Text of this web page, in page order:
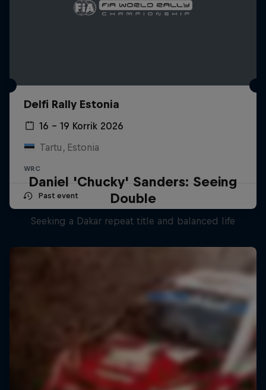
Delfi Rally Estonia
16 – 19 Korrik 2026
Tartu, Estonia
WRC
Past event
Daniel 'Chucky' Sanders: Seeing
Double
Seeking a Dakar repeat title and balanced life